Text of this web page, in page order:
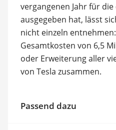
vergangenen Jahr für
ausgegeben hat, lässt
nicht einzeln
Gesamtkosten von 6,5
oder Erweiterung aller
von Tesla zusammen.
Passend dazu